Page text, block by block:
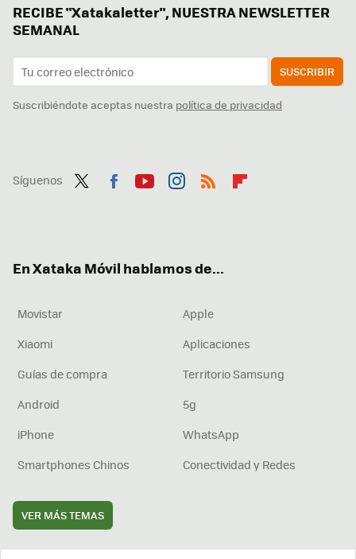
RECIBE "Xatakaletter", NUESTRA NEWSLETTER
SEMANAL
SUSCRIBIR
Suscribiéndote aceptas nuestra política de privacidad
Síguenos
En Xataka Móvil hablamos de...
Movistar
Apple
Xiaomi
Aplicaciones
Guías de compra
Territorio Samsung
Android
5g
iPhone
WhatsApp
Smartphones Chinos
Conectividad y Redes
VER MÁS TEMAS